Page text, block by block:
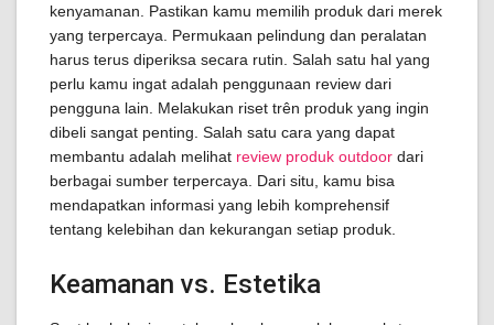
kenyamanan. Pastikan kamu memilih produk dari merek
yang terpercaya. Permukaan pelindung dan peralatan
harus terus diperiksa secara rutin. Salah satu hal yang
perlu kamu ingat adalah penggunaan review dari
pengguna lain. Melakukan riset trên produk yang ingin
dibeli sangat penting. Salah satu cara yang dapat
membantu adalah melihat review produk outdoor dari
berbagai sumber terpercaya. Dari situ, kamu bisa
mendapatkan informasi yang lebih komprehensif
tentang kelebihan dan kekurangan setiap produk.
Keamanan vs. Estetika